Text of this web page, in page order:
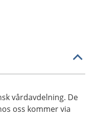
vårdavdelning. De
oss kommer via